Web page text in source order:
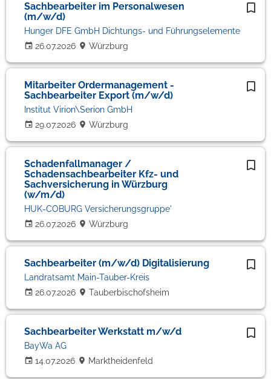
Sachbearbeiter im Personalwesen
(m/w/d)
26.07.2026
Hunger DFE GmbH Dichtungs- und Führungselemente
Würzburg
Mitarbeiter Ordermanagement -
Sachbearbeiter Export (m/w/d)
29.07.2026
Institut Virion\Serion GmbH
Würzburg
Schadenfallmanager /
Schadensachbearbeiter Kfz- und
Sachversicherung in Würzburg
(w/m/d)
26.07.2026
HUK-COBURG Versicherungsgruppe'
Würzburg
Sachbearbeiter (m/w/d) Digitalisierung
26.07.2026
Landratsamt Main-Tauber-Kreis
Tauberbischofsheim
Sachbearbeiter Werkstatt m/w/d
14.07.2026
BayWa AG
Marktheidenfeld